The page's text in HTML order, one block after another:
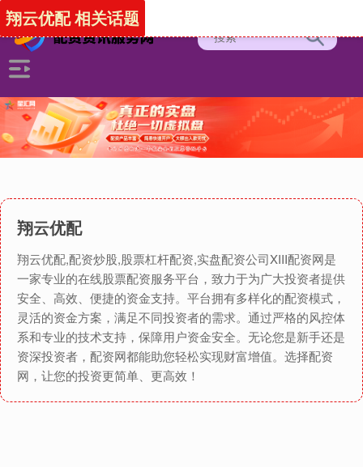
翔云优配
翔云优配,配资炒股,股票杠杆配资,实盘配资公司XIII‌配资网是
一家专业的在线股票配资服务平台，致力于为广大投资者提供
安全、高效、便捷的资金支持。平台拥有多样化的配资模式，
灵活的资金方案，满足不同投资者的需求。通过严格的风控体
系和专业的技术支持，保障用户资金安全。无论您是新手还是
资深投资者，配资网都能助您轻松实现财富增值。选择配资
网，让您的投资更简单、更高效！
翔云优配 相关话题